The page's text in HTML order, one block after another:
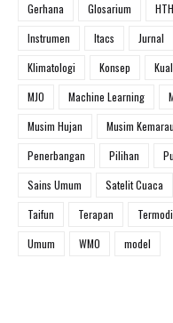
Gerhana
Glosarium HTH
Instrumen
Itacs Jurnal
Klimatologi
Konsep
MJO
Machine Learning
Musim Hujan
Musim Kemarau
Penerbangan
Pilihan
Sains Umum
Satelit Cuaca
Taifun
Terapan
Umum
WMO model